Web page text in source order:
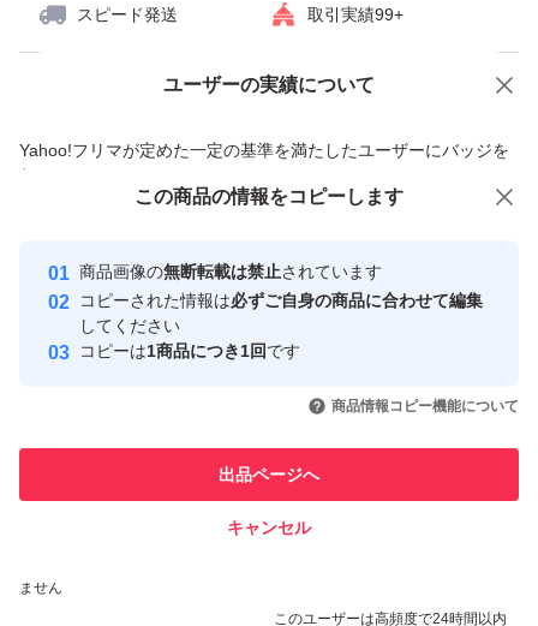
スピード発送 取引実績99+
ユーザーの実績について
Yahoo!フリマが定めた一定の基準を満たしたユーザーにバッジを
付与しています
安心取引出品者
心・安全なユーザーです
取引実績
引を完了させた実績があります
での取引実績があります
ません
このユーザーは高頻度で24時間以内
価格の相談 商品への質問
この商品の情報をコピーします
商品画像の無断転載は禁止されています
コピーされた情報は必ずご自身の商品に合わせて編集
してください
コピーは1商品につき1回です
商品情報コピー機能について
出品ページへ
キャンセル
この商品をみている人にオススメ